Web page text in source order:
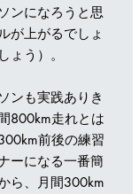
ンになろうと思
が上がるでしょ
ょう）。
ンも実践ありき
800km走れとは
前後の練習
ーになる一番簡
ら、月間300km